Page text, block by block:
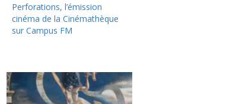
Perforations, l’émission
cinéma de la Cinémathèque
sur Campus FM